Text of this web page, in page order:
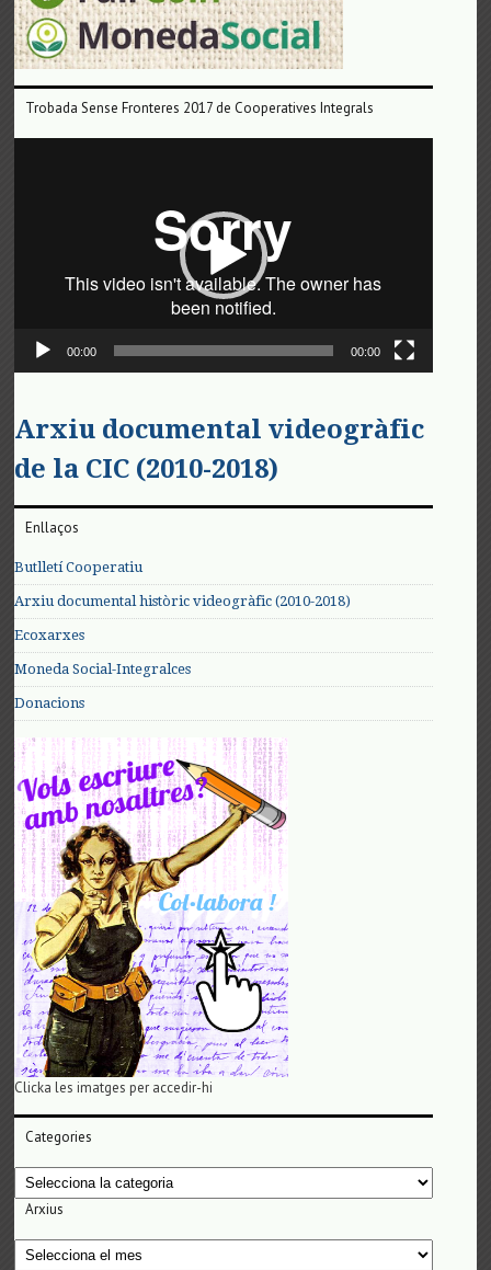
Trobada Sense Fronteres 2017 de Cooperatives Integrals
00:00 00:00
Arxiu documental videogràfic
de la CIC (2010-2018)
Enllaços
Butlletí Cooperatiu
Arxiu documental històric videogràfic (2010-2018)
Ecoxarxes
Moneda Social-Integralces
Donacions
Clicka les imatges per accedir-hi
Categories
Categories
Arxius
Arxius